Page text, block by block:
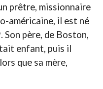
prêtre, missionnaire
américaine, il est né
Son père, de Boston,
enfant, puis il
que sa mère,